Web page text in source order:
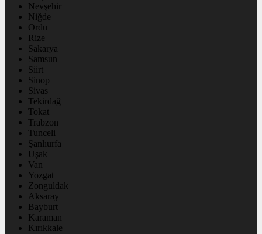
Nevşehir
Niğde
Ordu
Rize
Sakarya
Samsun
Siirt
Sinop
Sivas
Tekirdağ
Tokat
Trabzon
Tunceli
Şanlıurfa
Uşak
Van
Yozgat
Zonguldak
Aksaray
Bayburt
Karaman
Kırıkkale